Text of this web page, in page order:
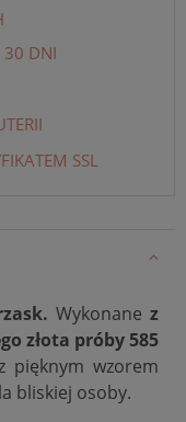
30 DNI
SSL
Wykonanez
złota próby 585
pięknym wzorem
bliskiej osoby.